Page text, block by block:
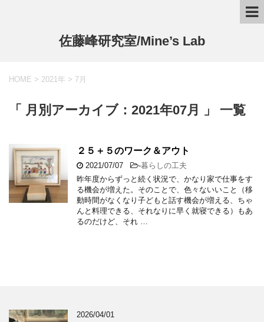
佐藤峰研究室/Mine’s Lab
HOME > 2021年 > 7月
「 月別アーカイブ：2021年07月 」 一覧
２５＋５のワーク＆アウト
2021/07/07 -暮らしの工夫
昨年度からずっと続く状況で、かなり家で仕事をす
る機会が増えた。そのことで、色々ないいこと（移
動時間がなくなり子どもと話す機会が増える、ちゃ
んと料理できる、それなりに早く就寝できる）もあ
るのだけど、それ …
2026/04/01